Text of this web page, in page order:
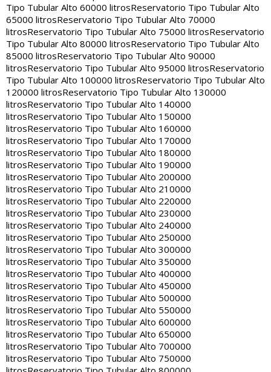
Tipo Tubular Alto 60000 litrosReservatorio Tipo Tubular Alto
65000 litrosReservatorio Tipo Tubular Alto 70000
litrosReservatorio Tipo Tubular Alto 75000 litrosReservatorio
Tipo Tubular Alto 80000 litrosReservatorio Tipo Tubular Alto
85000 litrosReservatorio Tipo Tubular Alto 90000
litrosReservatorio Tipo Tubular Alto 95000 litrosReservatorio
Tipo Tubular Alto 100000 litrosReservatorio Tipo Tubular Alto
120000 litrosReservatorio Tipo Tubular Alto 130000
litrosReservatorio Tipo Tubular Alto 140000
litrosReservatorio Tipo Tubular Alto 150000
litrosReservatorio Tipo Tubular Alto 160000
litrosReservatorio Tipo Tubular Alto 170000
litrosReservatorio Tipo Tubular Alto 180000
litrosReservatorio Tipo Tubular Alto 190000
litrosReservatorio Tipo Tubular Alto 200000
litrosReservatorio Tipo Tubular Alto 210000
litrosReservatorio Tipo Tubular Alto 220000
litrosReservatorio Tipo Tubular Alto 230000
litrosReservatorio Tipo Tubular Alto 240000
litrosReservatorio Tipo Tubular Alto 250000
litrosReservatorio Tipo Tubular Alto 300000
litrosReservatorio Tipo Tubular Alto 350000
litrosReservatorio Tipo Tubular Alto 400000
litrosReservatorio Tipo Tubular Alto 450000
litrosReservatorio Tipo Tubular Alto 500000
litrosReservatorio Tipo Tubular Alto 550000
litrosReservatorio Tipo Tubular Alto 600000
litrosReservatorio Tipo Tubular Alto 650000
litrosReservatorio Tipo Tubular Alto 700000
litrosReservatorio Tipo Tubular Alto 750000